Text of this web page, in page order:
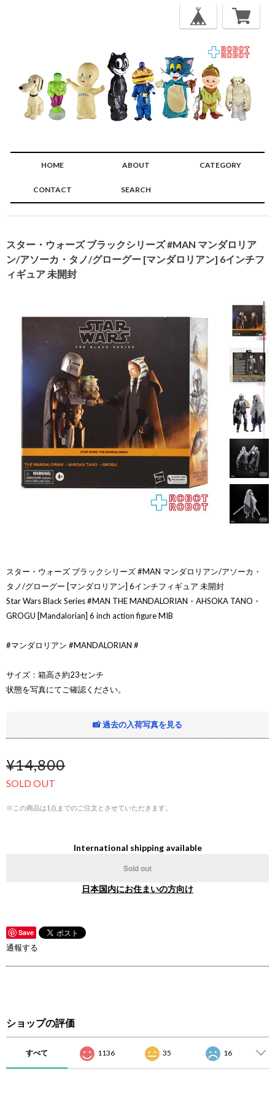
HOME ABOUT CATEGORY
CONTACT SEARCH
スター・ウォーズ ブラックシリーズ #MAN マンダロリア
ン/アソーカ・タノ/グローグー [マンダロリアン] 6インチフ
ィギュア 未開封
スター・ウォーズ ブラックシリーズ #MAN マンダロリアン/アソーカ・
タノ/グローグー [マンダロリアン] 6インチフィギュア 未開封
Star Wars Black Series #MAN THE MANDALORIAN・AHSOKA TANO・
GROGU [Mandalorian] 6 inch action figure MIB
#マンダロリアン #MANDALORIAN #
サイズ：箱高さ約23センチ
状態を写真にてご確認ください。
📸 過去の入荷写真を見る
¥14,800
SOLD OUT
※この商品は1点までのご注文とさせていただきます。
International shipping available
Sold out
日本国内にお住まいの方向け
Save
通報する
ショップの評価
すべて 1136 35 16